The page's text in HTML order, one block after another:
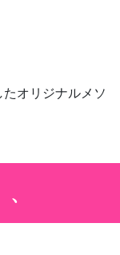
オリジナルメソ